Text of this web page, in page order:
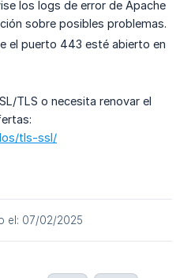
los logs de error de Apache
sobre posibles problemas.
el puerto 443 esté abierto en
TLS o necesita renovar el
tls-ssl/
el: 07/02/2025